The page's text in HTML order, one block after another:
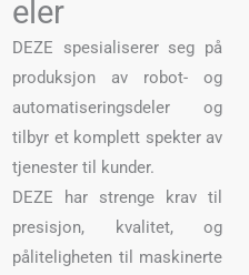
eler
DEZE spesialiserer seg på
produksjon av robot- og
automatiseringsdeler og
tilbyr et komplett spekter av
tjenester til kunder.
DEZE har strenge krav til
presisjon, kvalitet, og
påliteligheten til maskinerte